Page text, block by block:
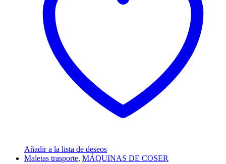
Añadir a la lista de deseos
Maletas trasporte, MÁQUINAS DE COSER